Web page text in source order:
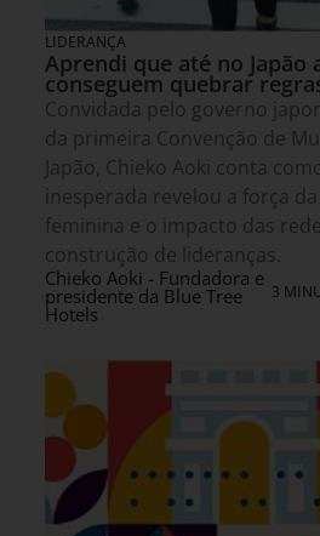
LIDERANÇA
Aprendi que até no Japão
conseguem quebrar
Convidada pelo governo
da primeira Convenção de
Japão, Chieko Aoki conta
inesperada revelou a força
feminina e o impacto das
construção de lideranças.
Chieko Aoki - Fundadora e
presidente da Blue Tree
Hotels
3